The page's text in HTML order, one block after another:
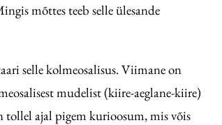
mõttes teeb selle ülesande
selle kolmeosalisus. Viimane on
mudelist (kiire-aeglane-kiire)
tollel ajal pigem kurioosum, mis võis